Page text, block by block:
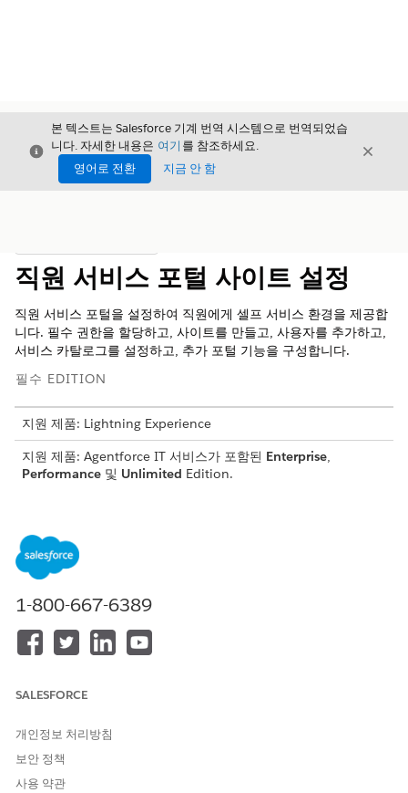
닫기
본 텍스트는 Salesforce 기계 번역 시스템으로 번역되었습
니다. 자세한 내용은 여기 를 참조하세요.
영어로 전환
지금 안 함
닫기
직원 서비스 포털 사이트 설정
직원 서비스 포털을 설정하여 직원에게 셀프 서비스 환경을 제공합
니다. 필수 권한을 할당하고, 사이트를 만들고, 사용자를 추가하고,
서비스 카탈로그를 설정하고, 추가 포털 기능을 구성합니다.
필수 EDITION
지원 제품: Lightning Experience
지원 제품: Agentforce IT 서비스가 포함된 Enterprise,
Performance 및 Unlimited Edition.
직 수준 기능을 활성화합니다. 그런 다음, 직원에게 필요한 IT
서비스 레코드 및 기능에 액세스할 수 있는 권한 집합 및 라이센
직원 서비스 포털을 호스팅하는 Experience Cloud 사이트를
구축하고 사용자 정의합니다. Agentforce 직원 센터 템플릿 또
당 템플릿은 사이트 설정에 도움이 되는 IT 서비스용 사전 구성
직원 서비스 포털에 대한 직원 사용자 만들기
통합 직원 라이센스 또는 Customer Community Plus 라이센
스를 사용하여 직원 서비스 포털 사이트에 로그인하는 직원 사
1-800-667-6389
SALESFORCE
개인정보 처리방침
보안 정책
사용 약관